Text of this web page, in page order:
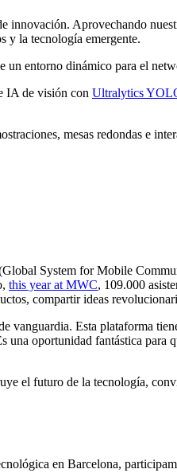
innovación. Aprovechando
y la tecnología emergente.
un entorno dinámico para el
IA de visión con Ultralytics
mesas redondas e
System for Mobile
this year at MWC, 109.000
compartir ideas
vanguardia. Esta plataforma
oportunidad fantástica para
el futuro de la tecnología,
en Barcelona,